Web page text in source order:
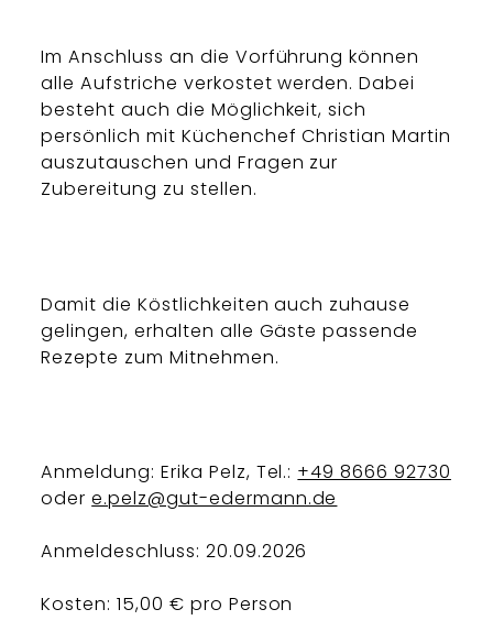
Im Anschluss an die Vorführung können
alle Aufstriche verkostet werden. Dabei
besteht auch die Möglichkeit, sich
persönlich mit Küchenchef Christian Martin
auszutauschen und Fragen zur
Zubereitung zu stellen.
Damit die Köstlichkeiten auch zuhause
gelingen, erhalten alle Gäste passende
Rezepte zum Mitnehmen.
Anmeldung: Erika Pelz, Tel.: +49 8666 92730
odere.pelz@gut-edermann.de
Anmeldeschluss: 20.09.2026
Kosten: 15,00 € pro Person